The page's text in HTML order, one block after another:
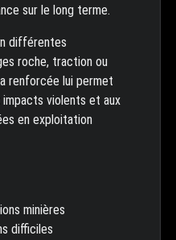
sur le long terme.
différentes
roche, traction ou
renforcée lui permet
violents et aux
en exploitation
minières
difficiles